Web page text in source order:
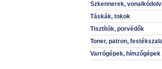
Szkennerek,
Táskák, tokok
Tisztítók, porvédők
Toner, patron,
Varrógépek, hímzőgépek